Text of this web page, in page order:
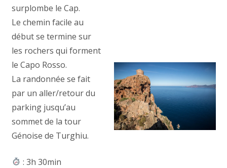
surplombe le Cap.
Le chemin facile au
début se termine sur
les rochers qui forment
le Capo Rosso.
La randonnée se fait
par un aller/retour du
parking jusqu’au
sommet de la tour
Génoise de Turghiu.
: 3h 30min